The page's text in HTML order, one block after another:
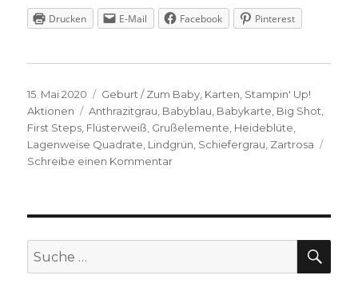
Drucken E-Mail Facebook Pinterest
Veröffentlicht
am
15. Mai 2020 Kategorien
Geburt / Zum Baby Karten Stampin' Up!
Aktionen
Schlagwörter
Anthrazitgrau Babyblau Babykarte Big Shot
First Steps Flüsterweiß Grußelemente Heideblüte
Lagenweise Quadrate Lindgrün Schiefergrau Zartrosa
Schreibe einen Kommentarzu
Suche
nach: